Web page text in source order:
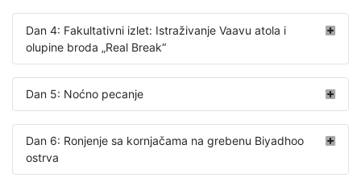
Dan 4: Fakultativni izlet: Istraživanje Vaavu atola i
olupine broda „Real Break­­­“
Dan 5: Noćno pecanje
Dan 6: Ronjenje sa kornjačama na grebenu Biyadhoo
ostrva